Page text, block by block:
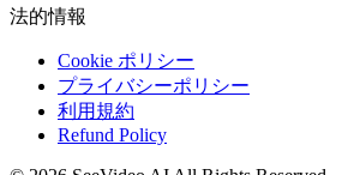
法的情報
Cookie ポリシー
プライバシーポリシー
利用規約
Refund Policy